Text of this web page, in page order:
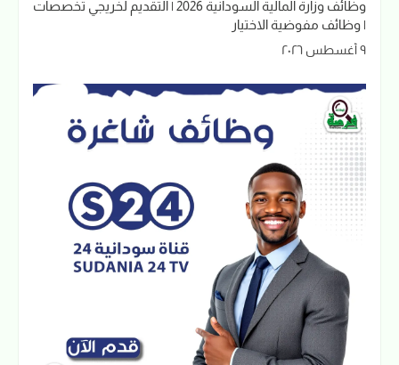
وظائف وزارة المالية السودانية 2026 | التقديم لخريجي تخصصات
| وظائف مفوضية الاختيار
٩ أغسطس ٢٠٢٦